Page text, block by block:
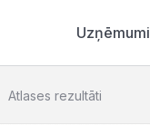
Uzņēmumi
Atlases rezultāti